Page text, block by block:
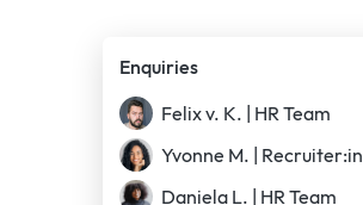
Enquiries
Felix v. K. | HR Team
Yvonne M. | Recruiter:in
Daniela L. | HR Team